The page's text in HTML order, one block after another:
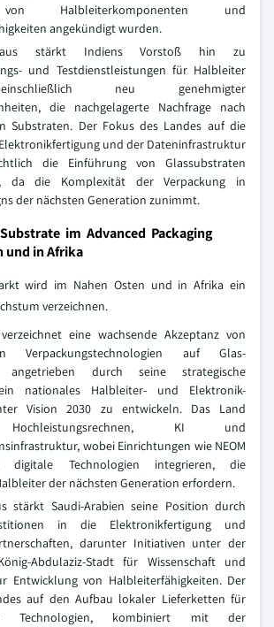
Halbleiterkomponenten und
angekündigt wurden.
stärkt Indiens Vorstoß hin zu
und Testdienstleistungen für Halbleiter
neu genehmigter
die nachgelagerte Nachfrage nach
Substraten. Der Fokus des Landes auf die
und der Dateninfrastruktur
die Einführung von Glassubstraten
da die Komplexität der Verpackung in
der nächsten Generation zunimmt.
im Advanced Packaging
und in Afrika
wird im Nahen Osten und in Afrika ein
verzeichnen.
eine wachsende Akzeptanz von
Verpackungstechnologien auf Glas-
angetrieben durch seine strategische
nationales Halbleiter- und Elektronik-
Vision 2030 zu entwickeln. Das Land
KI und
wobei Einrichtungen wie NEOM
digitale Technologien integrieren, die
der nächsten Generation erfordern.
stärkt Saudi-Arabien seine Position durch
in die Elektronikfertigung und
darunter Initiativen unter der
Abdulaziz-Stadt für Wissenschaft und
Entwicklung von Halbleiterfähigkeiten. Der
auf den Aufbau lokaler Lieferketten für
Technologien, kombiniert mit der